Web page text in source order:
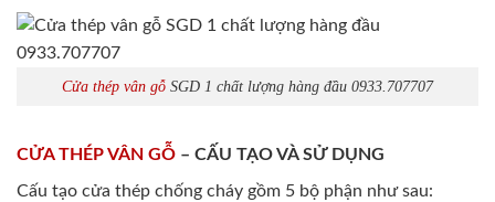
Cửa thép vân gỗ SGD 1 chất lượng hàng đầu 0933.707707
CỬA THÉP VÂN GỖ – CẤU TẠO VÀ SỬ DỤNG
Cấu tạo cửa thép chống cháy gồm 5 bộ phận như sau: